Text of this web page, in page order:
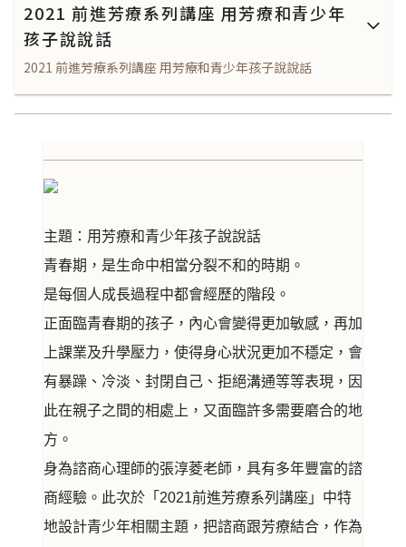
2021 前進芳療系列講座 用芳療和青少年
孩子說說話
2021 前進芳療系列講座 用芳療和青少年孩子說說話
主題：用芳療和青少年孩子說說話
青春期，是生命中相當分裂不和的時期。
是每個人成長過程中都會經歷的階段。
正面臨青春期的孩子，內心會變得更加敏感，再加
上課業及升學壓力，使得身心狀況更加不穩定，會
有暴躁、冷淡、封閉自己、拒絕溝通等等表現，因
此在親子之間的相處上，又面臨許多需要磨合的地
方。
身為諮商心理師的張淳菱老師，具有多年豐富的諮
商經驗。此次於「2021前進芳療系列講座」中特
地設計青少年相關主題，把諮商跟芳療結合，作為